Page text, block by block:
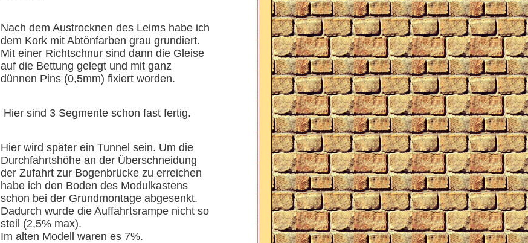
Nach dem Austrocknen des Leims habe ich
dem Kork mit Abtönfarben grau grundiert.
Mit einer Richtschnur sind dann die Gleise
auf die Bettung gelegt und mit ganz
dünnen Pins (0,5mm) fixiert worden.
Hier sind 3 Segmente schon fast fertig.
Hier wird später ein Tunnel sein. Um die
Durchfahrtshöhe an der Überschneidung
der Zufahrt zur Bogenbrücke zu erreichen
habe ich den Boden des Modulkastens
schon bei der Grundmontage abgesenkt.
Dadurch wurde die Auffahrtsrampe nicht so
steil (2,5% max).
Im alten Modell waren es 7%.